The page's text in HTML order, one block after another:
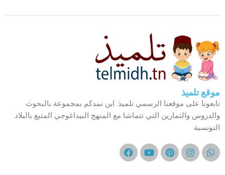
موقع تلميذ
تابعونا على موقعنا الرسمي تلميذ. اين نمدكم بمجموعة بالبحوث
والدروس والتمارين التي تتماشا مع المنهج البيداغوجي المتبع بالبلاد
التونسية